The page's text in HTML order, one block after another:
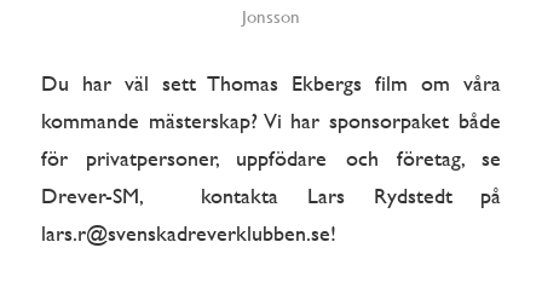
Jonsson
Du har väl sett Thomas Ekbergs film om våra
kommande mästerskap? Vi har sponsorpaket både
för privatpersoner, uppfödare och företag, se
Drever-SM, kontakta Lars Rydstedt på
lars.r@svenskadreverklubben.se!